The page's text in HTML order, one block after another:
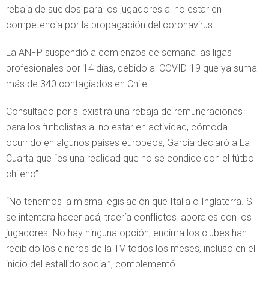
rebaja de sueldos para los jugadores al no estar en
competencia por la propagación del coronavirus.
La ANFP suspendió a comienzos de semana las ligas
profesionales por 14 días, debido al COVID-19 que ya suma
más de 340 contagiados en Chile.
Consultado por si existirá una rebaja de remuneraciones
para los futbolistas al no estar en actividad, cómoda
ocurrido en algunos países europeos, García declaró a La
Cuarta que “es una realidad que no se condice con el fútbol
chileno”.
“No tenemos la misma legislación que Italia o Inglaterra. Si
se intentara hacer acá, traería conflictos laborales con los
jugadores. No hay ninguna opción, encima los clubes han
recibido los dineros de la TV todos los meses, incluso en el
inicio del estallido social”, complementó.